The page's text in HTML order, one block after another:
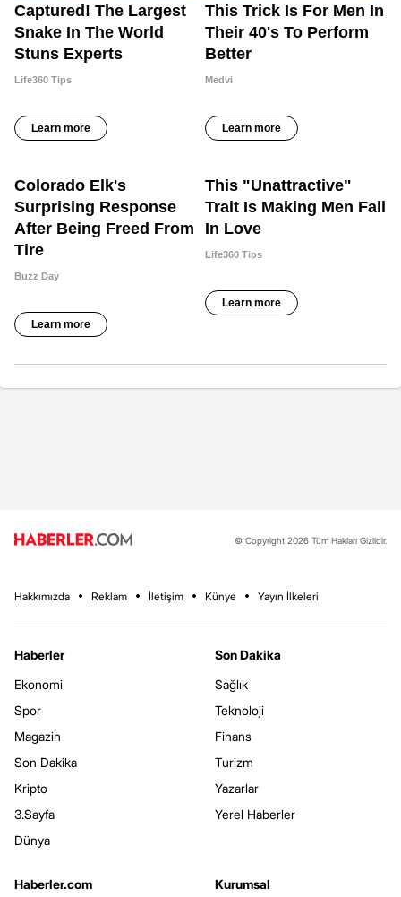
© Copyright 2026 Tüm Hakları Gizlidir.
Hakkımızda Reklam İletişim Künye Yayın İlkeleri
Haberler
Ekonomi
Spor
Magazin
Son Dakika
Kripto
3.Sayfa
Dünya
Son Dakika
Sağlık
Teknoloji
Finans
Turizm
Yazarlar
Yerel Haberler
Haberler.com
Kurumsal